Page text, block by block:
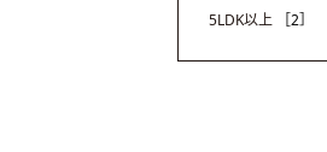
5LDK以上
［2］